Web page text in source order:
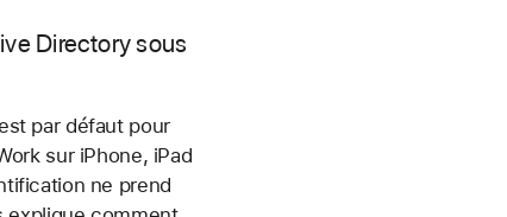
Directory sous
par défaut pour
sur iPhone, iPad
ne prend